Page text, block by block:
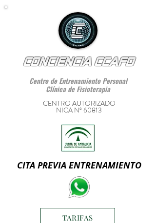
CONCIENCIA CCAFD
Centro de Entrenamiento Personal
Clínica de Fisioterapia
CENTRO AUTORIZADO
NICA Nº 60813
CITA PREVIA ENTRENAMIENTO
TARIFAS